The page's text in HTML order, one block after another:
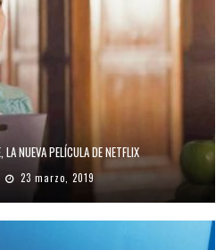
NUEVA PELÍCULA DE NETFLIX
23 marzo, 2019